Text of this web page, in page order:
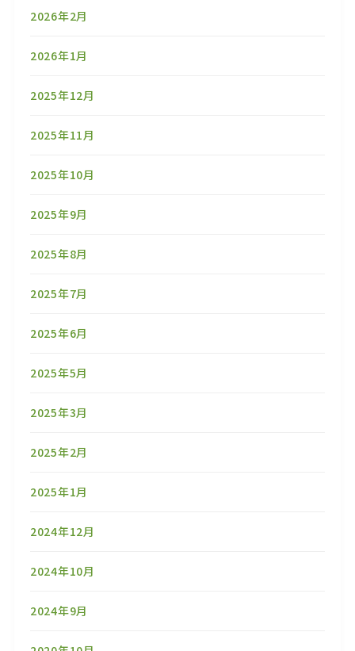
2026年2月
2026年1月
2025年12月
2025年11月
2025年10月
2025年9月
2025年8月
2025年7月
2025年6月
2025年5月
2025年3月
2025年2月
2025年1月
2024年12月
2024年10月
2024年9月